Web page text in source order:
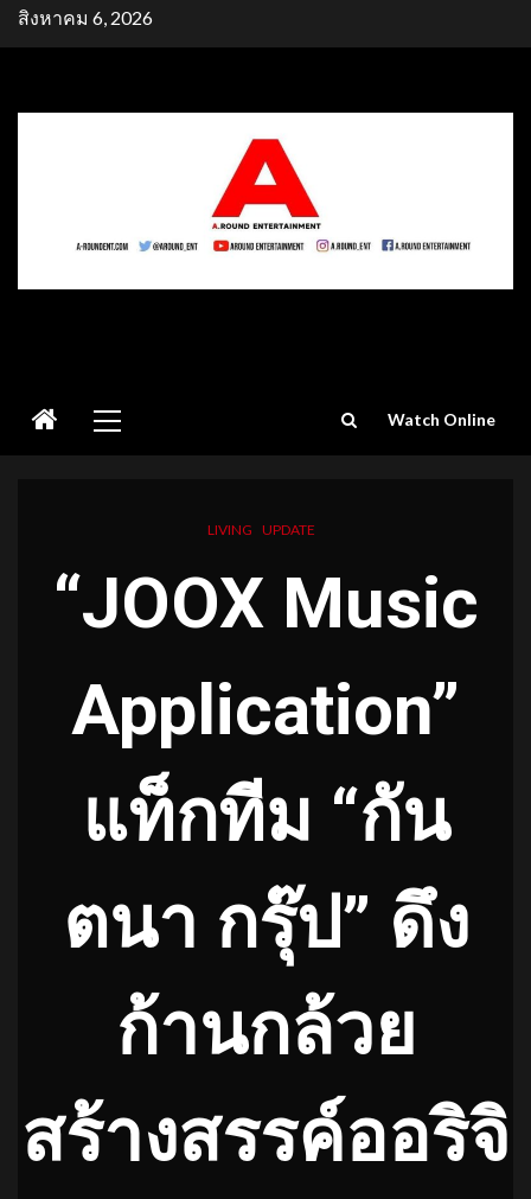
Skipสิงหาคม 6, 2026
Menu
Watch Online
LIVING UPDATE
“JOOX Music
Application”
แท็กทีม “กัน
ตนา กรุ๊ป” ดึง
ก้านกล้วย
สร้างสรรค์ออริจิ